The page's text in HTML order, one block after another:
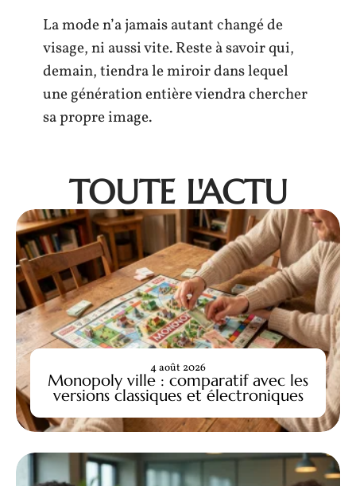
La mode n’a jamais autant changé de
visage, ni aussi vite. Reste à savoir qui,
demain, tiendra le miroir dans lequel
une génération entière viendra chercher
sa propre image.
TOUTE L'ACTU
Monopoly ville : comparatif avec les
versions classiques et électroniques
4 août 2026